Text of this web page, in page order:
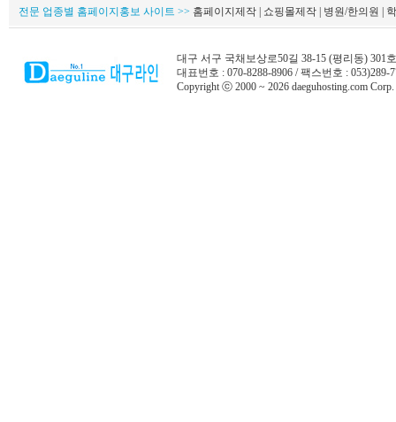
전문 업종별 홈페이지홍보 사이트 >> 홈페이지제작 | 쇼핑몰제작 | 병원/한의원 |
대구 서구 국채보상로50길 38-15 (평리동) 301호
대표번호 : 070-8288-8906 / 팩스번호 : 053)289-
Copyright ⓒ 2000 ~ 2026 daeguhosting.com